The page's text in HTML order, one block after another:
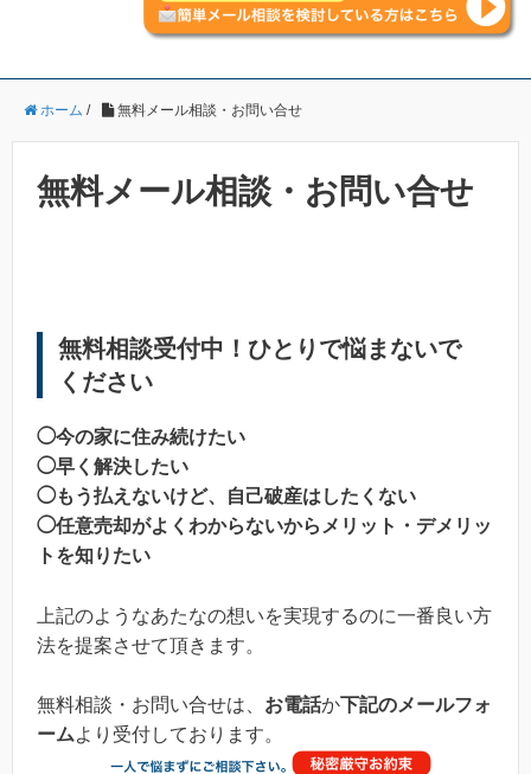
ホーム / 無料メール相談・お問い合せ
無料メール相談・お問い合せ
無料相談受付中！ひとりで悩まないで
ください
◯今の家に住み続けたい
◯早く解決したい
◯もう払えないけど、自己破産はしたくない
◯任意売却がよくわからないからメリット・デメリッ
トを知りたい
上記のようなあたなの想いを実現するのに一番良い方
法を提案させて頂きます。
無料相談・お問い合せは、 お電話か下記のメールフォ
ームより受付しております。